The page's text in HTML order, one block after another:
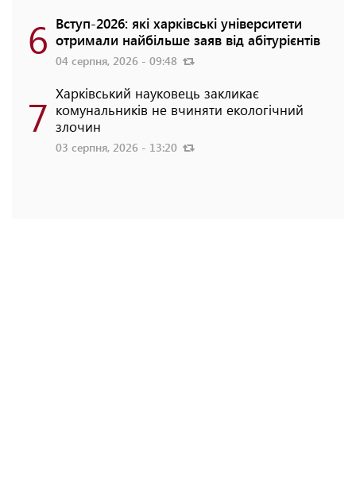
6 Вступ-2026: які харківські університети
отримали найбільше заяв від абітурієнтів
04 серпня, 2026 - 09:48
7 Харківський науковець закликає
комунальників не вчиняти екологічний
злочин
03 серпня, 2026 - 13:20